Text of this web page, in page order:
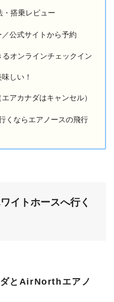
・搭乗レビュー
公式サイトから予約
るオンラインチェックイン
しい！
アカナダはキャンセル）
くならエアノースの飛行
イトホースへ行く
とAirNorthエアノ